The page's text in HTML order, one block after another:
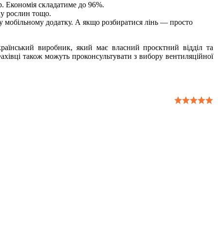
Економія складатиме до 96%.
рослин тощо.
додатку. А якщо розбиратися лінь — просто
виробник, який має власний проєктний відділ та
також можуть проконсультувати з вибору вентиляційної